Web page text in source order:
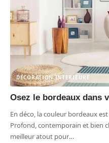
DÉCORATION INTERIEURE
Osez le bordeaux dans
En déco, la couleur bordeaux
Profond, contemporain et bien
meilleur atout pour…